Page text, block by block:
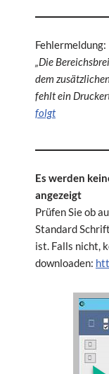
Fehlermeldung:
„Die
dem
fehlt ein
folgt
Es werden
angezeigt
Prüfen Sie ob
Standard
ist. Falls nicht,
downloaden: